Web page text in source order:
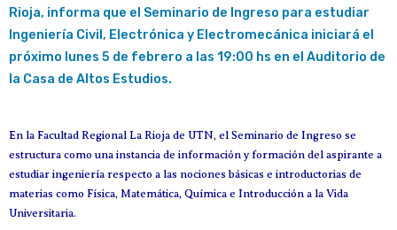
Rioja, informa que el Seminario de Ingreso para estudiar
Ingeniería Civil, Electrónica y Electromecánica iniciará el
próximo lunes 5 de febrero a las 19:00 hs en el Auditorio de
la Casa de Altos Estudios.
En la Facultad Regional La Rioja de UTN, el Seminario de Ingreso se
estructura como una instancia de información y formación del aspirante a
estudiar ingeniería respecto a las nociones básicas e introductorias de
materias como Física, Matemática, Química e Introducción a la Vida
Universitaria.